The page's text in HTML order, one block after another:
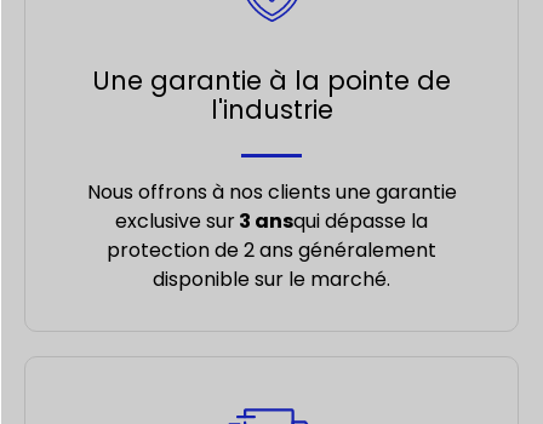
Une garantie à la pointe de
l'industrie
Nous offrons à nos clients une garantie
exclusive sur3 ansqui dépasse la
protection de 2 ans généralement
disponible sur le marché.